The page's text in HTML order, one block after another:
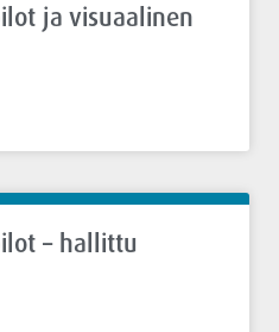
ja visuaalinen
– hallittu